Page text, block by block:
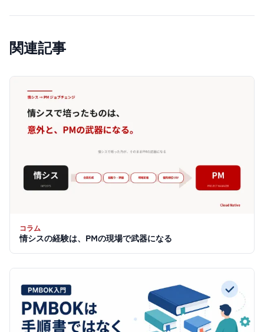
関連記事
コラム
情シスの経験は、PMの現場で武器になる